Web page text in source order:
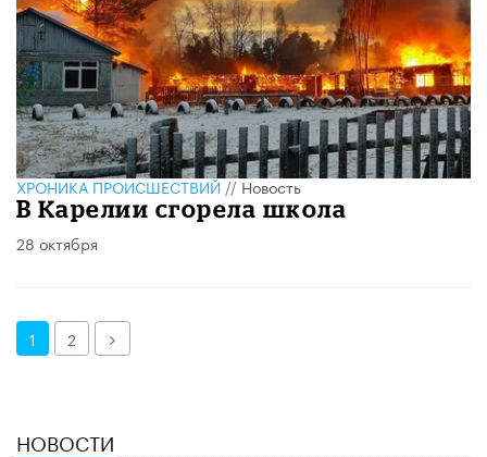
ХРОНИКА ПРОИСШЕСТВИЙ//Новость
В Карелии сгорела школа
28 октября
1 2 Далее
НОВОСТИ